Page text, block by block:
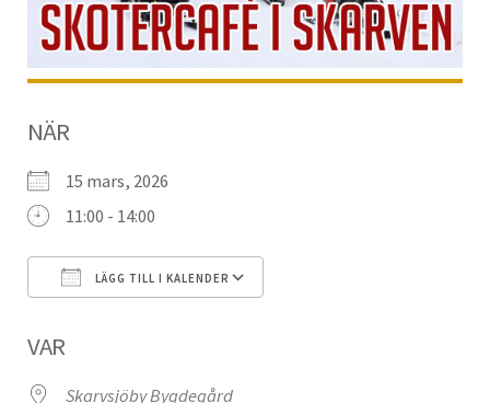
NÄR
15 mars, 2026
11:00 - 14:00
LÄGG TILL I KALENDER
VAR
Skarvsjöby Bygdegård